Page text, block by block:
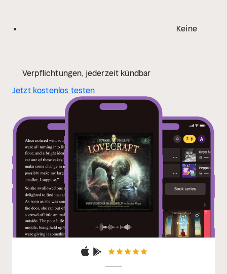
Keine
Verpflichtungen, jederzeit kündbar
Jetzt kostenlos testen